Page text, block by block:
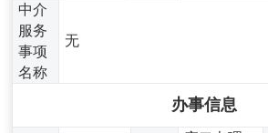
中介
服务
事项
名称
无
办事信息